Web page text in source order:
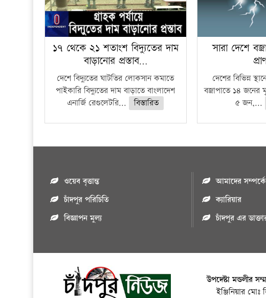
১৭ থেকে ২১ শতাংশ বিদ্যুতের দাম
বাড়ানোর প্রস্তাব…
দেশে বিদ্যুতের ঘাটতির লোকসান কমাতে
পাইকারি বিদ্যুতের দাম বাড়াতে বাংলাদেশ
এনার্জি রেগুলেটরি...
বিস্তারিত
সারা দেশে
দেশের বিভিন্ন
বজ্রাপাতে ১৪ জনের
৫ জন,...
ওয়েব বৃত্তান্ত
চাঁদপুর পরিচিতি
বিজ্ঞাপন মুল্য
আমাদের সম্পর্কে
ক্যারিয়ার
চাঁদপুর এর
উপদেষ্টা মন্ডলীর
ইঞ্জিনিয়ার